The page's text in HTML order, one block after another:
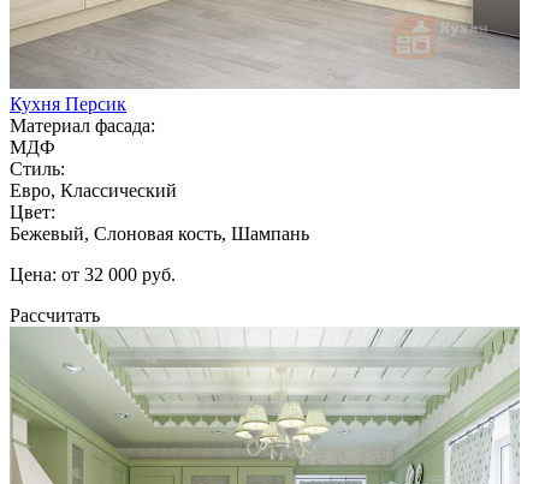
Кухня Персик
Материал фасада:
МДФ
Стиль:
Евро, Классический
Цвет:
Бежевый, Слоновая кость, Шампань
Цена: от 32 000 руб.
Рассчитать